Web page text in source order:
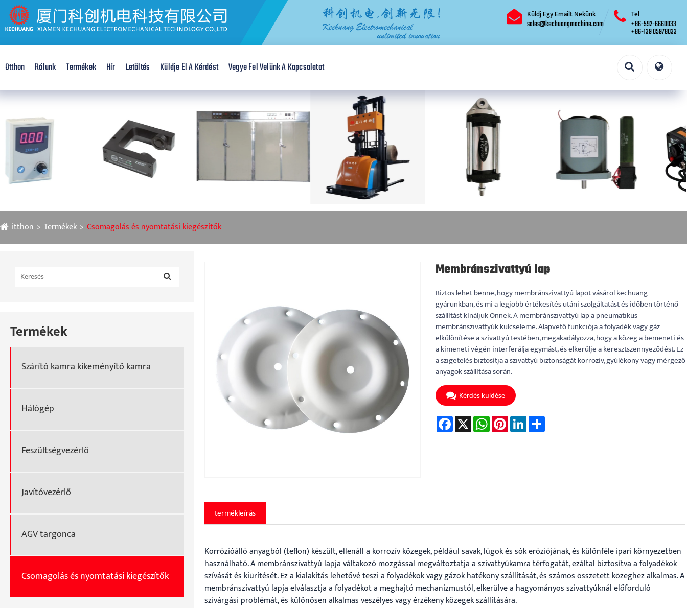
Küldj Egy Emailt Nekünk
sales@kechuangmachine.com
Tel
+86-592-6660033
+86-139 05978033
Otthon Rólunk Termékek Hír Letöltés Küldje El A Kérdést Vegye Fel Velünk A Kapcsolatot
itthon Termékek Csomagolás és nyomtatási kiegészítők
Termékek
Szárító kamra kikeményítő kamra
Hálógép
Feszültségvezérlő
Javítóvezérlő
AGV targonca
Csomagolás és nyomtatási kiegészítők
Membránszivattyú lap
Biztos lehet benne, hogy membránszivattyú lapot vásárol kechuang
gyárunkban, és mi a legjobb értékesítés utáni szolgáltatást és időben történő
szállítást kínáljuk Önnek. A membránszivattyú lap a pneumatikus
membránszivattyúk kulcseleme. Alapvető funkciója a folyadék vagy gáz
elkülönítése a szivattyú testében, megakadályozza, hogy a közeg a bemeneti és
a kimeneti végén interferálja egymást, és elkerülje a keresztszennyeződést. Ez
a szigetelés biztosítja a szivattyú biztonságát korrozív, gyúlékony vagy mérgező
anyagok szállítása során.
Kérdés küldése
Facebook
X WhatsAppPinterestLinkedInShare
termékleírás
Korrózióálló anyagból (teflon) készült, ellenáll a korrozív közegek, például savak, lúgok és sók eróziójának, és különféle ipari környezetben
használható. A membránszivattyú lapja váltakozó mozgással megváltoztatja a szivattyúkamra térfogatát, ezáltal biztosítva a folyadékok
szívását és kiürítését. Ez a kialakítás lehetővé teszi a folyadékok vagy gázok hatékony szállítását, és számos összetett közeghez alkalmas. A
membránszivattyú lapja elválasztja a folyadékot a meghajtó mechanizmustól, elkerülve a hagyományos szivattyúknál előforduló
szivárgási problémát, és különösen alkalmas veszélyes vagy érzékeny közegek szállítására.